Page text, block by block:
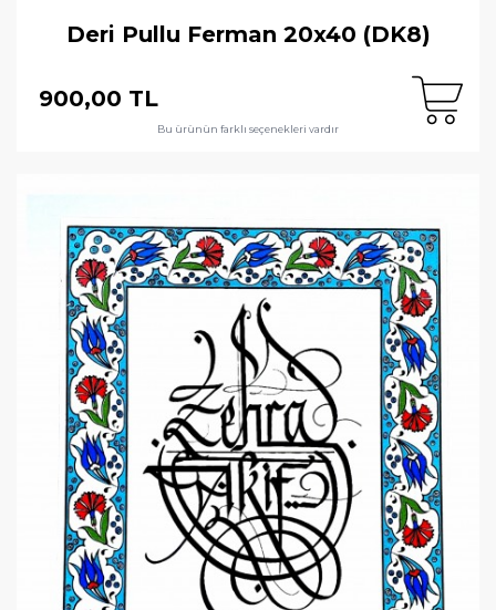
Deri Pullu Ferman 20x40 (DK8)
900,00 TL
Bu ürünün farklı seçenekleri vardır